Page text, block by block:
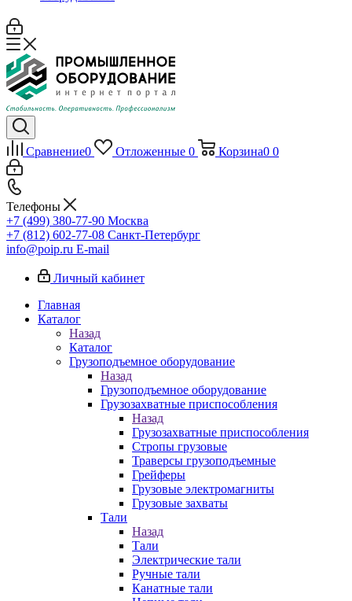
Сравнение0 Отложенные 0 Корзина0 0
Телефоны
+7 (499) 380-77-90 Москва
+7 (812) 602-77-08 Санкт-Петербург
info@poip.ru E-mail
Личный кабинет
Главная
Каталог
Назад
Каталог
Грузоподъемное оборудование
Назад
Грузоподъемное оборудование
Грузозахватные приспособления
Назад
Грузозахватные приспособления
Стропы грузовые
Траверсы грузоподъемные
Грейферы
Грузовые электромагниты
Грузовые захваты
Тали
Назад
Тали
Электрические тали
Ручные тали
Канатные тали